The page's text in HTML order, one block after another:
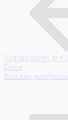
Trabalhadores de
Dutra
Próximo post